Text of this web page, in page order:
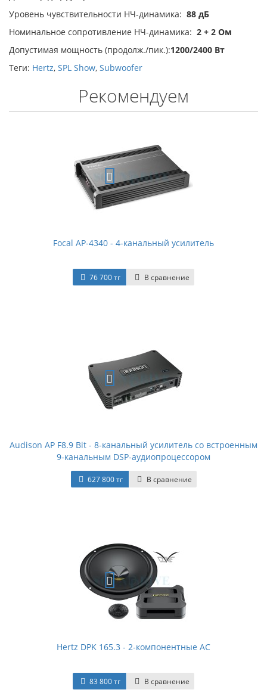
Уровень чувствительности НЧ-динамика: 88 дБ
Номинальное сопротивление НЧ-динамика: 2 + 2 Ом
Допустимая мощность (продолж./пик.):1200/2400 Вт
Теги: Hertz, SPL Show, Subwoofer
Рекомендуем
Focal AP-4340 - 4-канальный усилитель
76 700 тг В сравнение
Audison AP F8.9 Bit - 8-канальный усилитель со встроенным
9-канальным DSP-аудиопроцессором
627 800 тг В сравнение
Hertz DPK 165.3 - 2-компонентные АС
83 800 тг В сравнение